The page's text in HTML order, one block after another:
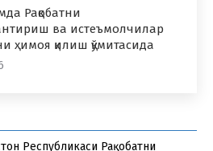
Рақобатни
ва истеъмолчилар
ҳимоя қилиш қўмитасида
Республикаси Рақобатни